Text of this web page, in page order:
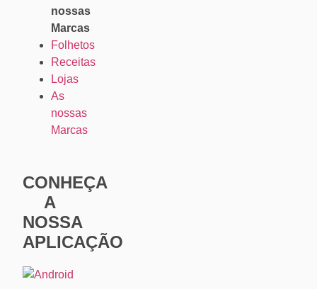
nossas
Marcas
Folhetos
Receitas
Lojas
As
nossas
Marcas
CONHEÇA
A
NOSSA
APLICAÇÃO